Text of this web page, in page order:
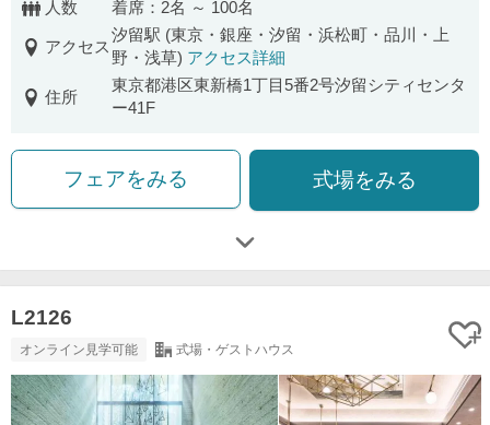
人数
着席：2名 ～ 100名
アクセス
汐留駅 (東京・銀座・汐留・浜松町・品川・上
野・浅草) アクセス詳細
住所
東京都港区東新橋1丁目5番2号汐留シティセンタ
ー41F
フェアをみる 式場をみる
L2126
オンライン見学可能 式場・ゲストハウス